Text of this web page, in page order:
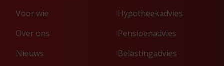
Voor wie
Over ons
Nieuws
Hypotheekadvies
Pensioenadvies
Belastingadvies